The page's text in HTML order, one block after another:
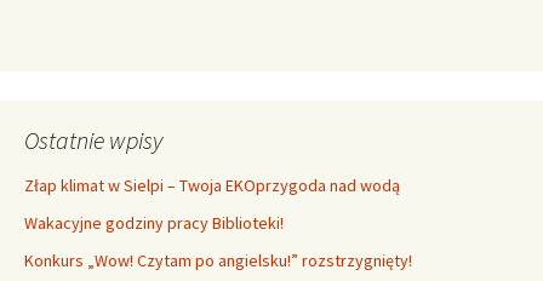
Ostatnie wpisy
Złap klimat w Sielpi – Twoja EKOprzygoda nad wodą
Wakacyjne godziny pracy Biblioteki!
Konkurs „Wow! Czytam po angielsku!” rozstrzygnięty!